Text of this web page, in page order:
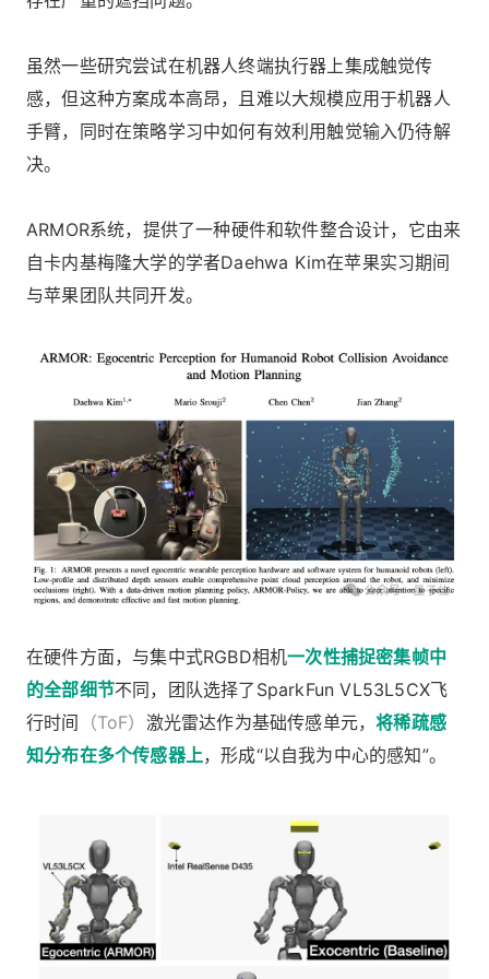
虽然一些研究尝试在机器人终端执行器上集成触觉传
感，但这种方案成本高昂，且难以大规模应用于机器人
手臂，同时在策略学习中如何有效利用触觉输入仍待解
决。
ARMOR系统，提供了一种硬件和软件整合设计，它由来
自卡内基梅隆大学的学者Daehwa Kim在苹果实习期间
与苹果团队共同开发。
在硬件方面，与集中式RGBD相机一次性捕捉密集帧中
的全部细节不同，团队选择了SparkFun VL53L5CX飞
行时间
（ToF） 激光雷达作为基础传感单元，将稀疏感
知分布在多个传感器上，形成“以自我为中心的感知”。